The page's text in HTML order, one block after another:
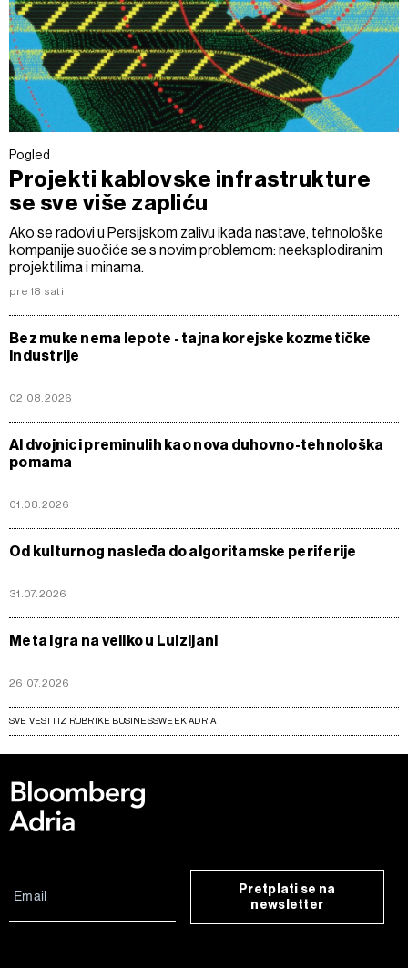
Pogled
Projekti kablovske infrastrukture
se sve više zapliću
Ako se radovi u Persijskom zalivu ikada nastave, tehnološke
kompanije suočiće se s novim problemom: neeksplodiranim
projektilima i minama.
pre 18 sati
Bez muke nema lepote - tajna korejske kozmetičke
industrije
02.08.2026
AI dvojnici preminulih kao nova duhovno-tehnološka
pomama
01.08.2026
Od kulturnog nasleđa do algoritamske periferije
31.07.2026
Meta igra na veliko u Luizijani
26.07.2026
SVE VESTI IZ RUBRIKE BUSINESSWEEK ADRIA
Pretplati se na
newsletter